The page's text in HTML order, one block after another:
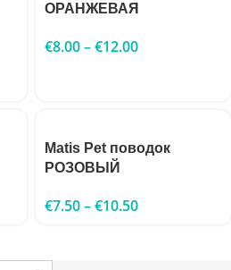
ОРАНЖЕВАЯ
€8.00–€12.00
Matis Pet поводок
РОЗОВЫЙ
€7.50–€10.50